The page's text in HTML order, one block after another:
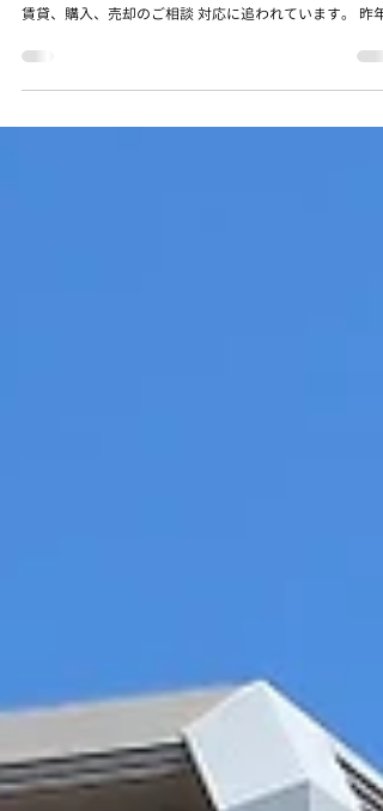
正月も明けて例年1月15日位から新居探しのお客様のご来
賃貸、購入、売却のご相談 対応に追われています。 昨年
かれています。...